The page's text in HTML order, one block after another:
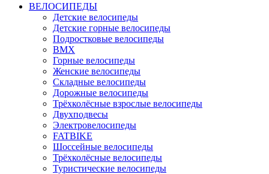
ВЕЛОСИПЕДЫ
Детские велосипеды
Детские горные велосипеды
Подростковые велосипеды
BMX
Горные велосипеды
Женские велосипеды
Складные велосипеды
Дорожные велосипеды
Трёхколёсные взрослые велосипеды
Двухподвесы
Электровелосипеды
FATBIKE
Шоссейные велосипеды
Трёхколёсные велосипеды
Туристические велосипеды